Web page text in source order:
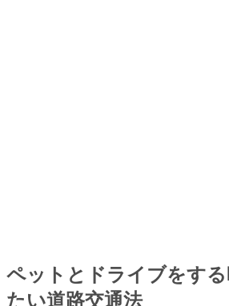
ペットとドライブをす
たい道路交通法